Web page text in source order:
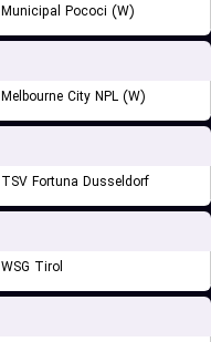
Municipal Pococi (W)
Melbourne City NPL (W)
TSV Fortuna Dusseldorf
WSG Tirol